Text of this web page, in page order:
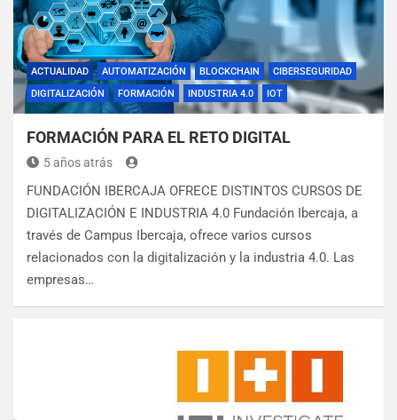
ACTUALIDAD AUTOMATIZACIÓN BLOCKCHAIN
CIBERSEGURIDAD
DIGITALIZACIÓN
FORMACIÓN INDUSTRIA 4.0 IOT
FORMACIÓN PARA EL RETO DIGITAL
5 años atrás
FUNDACIÓN IBERCAJA OFRECE DISTINTOS CURSOS DE
DIGITALIZACIÓN E INDUSTRIA 4.0 Fundación Ibercaja, a
través de Campus Ibercaja, ofrece varios cursos
relacionados con la digitalización y la industria 4.0. Las
empresas…